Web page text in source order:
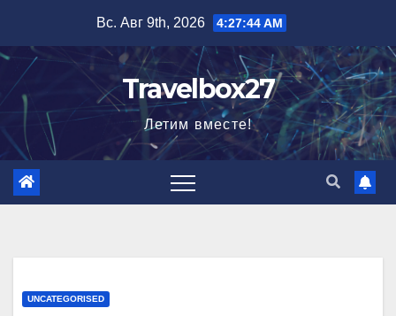
содержимому
Вс. Авг 9th, 2026 4:27:45 AM
Travelbox27
Летим вместе!
UNCATEGORISED